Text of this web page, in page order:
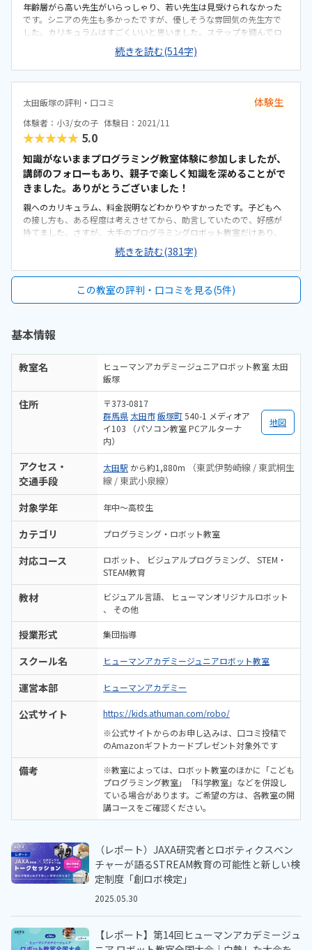
年齢層がら高い先生がいらっしゃり、若い先生は見受けられなかった
です。シニアの先生も多かったですが、優しそうな雰囲気の先生方で
した。カリキュラムはすごくいいと思いました。ステップを踏んでロ
ボットプログラミングの最終ステップの教科書を拝見しましたが、お
仕事の図面のような書式で、将来に繋がるような習い事だなと感じま
した。教室はテナントの中だったため駐車場はそんなになく、狭かっ
たです。教室の玄関でてすぐが駐車場で歩けるスペースはそんなにな
が、ロボット組み立てるスペースに、動かせるスペースは充分にあっ
たため、ちょうどいいのかなと思いました。教室のお友達は個々にロ
ボットを組み立ていて、賑やかというより、静かでみんな集中してい
るようでした。料金はとても高いです。他の習い事と同じように月謝5
000〜を想像してたため、倍の金額に週2回だけ。教材も長く使えると
はいえ、とても高く感じました。入会の検討で1番悩んだのは金額面で
す。教材、キリキュラムがずば抜けていいと思いました！どちらかと
いうと、教室の雰囲気、先生方が良かったからなどではなく、カリキ
ュラムにとても魅かれました。
続きを読む(514字)
太田飯塚の評判・口コミ 体験生
体験者：小3/女の子 体験日：2021/11
★★★★★ 5.0
知識がないままプログラミング教室体験に参加しましたが、
講師のフォローもあり、親子で楽しく知識を深めることがで
きました。ありがとうございました！
親へのカリキュラム、料金説明などわかりやすかったです。子どもへ
の接し方も、ある程度は考えさせてから、助言していたので、好感が
持てました。さすが、大手のプログラミングロボット教室だけあり、
独自のテキスト、レゴのロボットも良かったです。太田駅から近く、
近くに小学校もあるので、そこの学校の子が通っている割合が高いそ
うです。車でも自転車でも通いやすいと思います。教室は広々としてい
生徒は4〜5人までなので、目が行き届く環境だと思います。プログラ
ミング教室は全般にレッスン料金や設備費などが高めで、ヒューマン
れたので、習い事を始める参考になりました。体験レッスンの講師が
ほどでした。
続きを読む(381字)
この教室の評判・口コミを見る(5件)
基本情報
教室名
ヒューマンアカデミージュニアロボット教室 太田
飯塚
住所
〒373-0817
群馬県 太田市飯塚町540-1 メディオア
イ103 （パソコン教室 PCアルターナ
内）
地図
アクセス・
交通手段
太田駅 から約1,880m
（東武伊勢崎線 / 東武桐生
線 / 東武小泉線）
対象学年 年中～高校生
カテゴリ プログラミング・ロボット教室
対応コース ロボット ビジュアルプログラミング
STEM・
STEAM教育
教材 ビジュアル言語
ヒューマンオリジナルロボット
その他
授業形式 集団指導
スクール名 ヒューマンアカデミージュニアロボット教室
運営本部 ヒューマンアカデミー
公式サイト
https://kids.athuman.com/robo/
※公式サイトからのお申し込みは、口コミ投稿で
のAmazonギフトカードプレゼント対象外です
備考
※教室によっては、ロボット教室のほかに「こども
プログラミング教室」「科学教室」などを併設し
ている場合があります。ご希望の方は、各教室の開
講コースをご確認ください。
（レポート）JAXA研究者とロボティクスベン
チャーが語るSTREAM教育の可能性と新しい検
定制度「創ロボ検定」
2025.05.30
【レポート】第14回ヒューマンアカデミージュ